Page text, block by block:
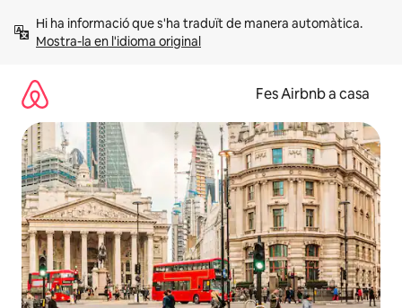
Mostra-la en l'idioma original
Fes Airbnb a casa